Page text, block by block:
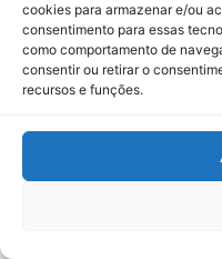
cookies para armazenar e/ou
consentimento para essas
como comportamento de
consentir ou retirar o
recursos e funções.
Nos meses de
20%
Nos meses de
Mantenha uma
de gastos
Seja mais